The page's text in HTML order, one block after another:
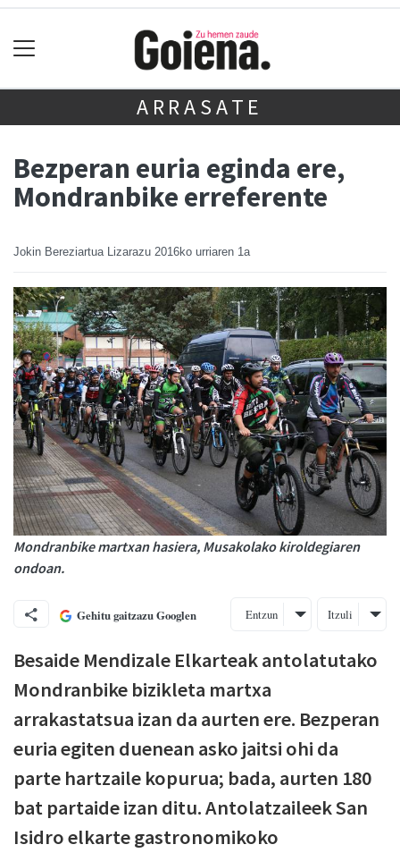
ARRASATE
Bezperan euria eginda ere,
Mondranbike erreferente
Jokin Bereziartua Lizarazu 2016ko urriaren 1a
Mondranbike martxan hasiera, Musakolako kiroldegiaren
ondoan.
Gehitu gaitzazu Googlen Entzun Itzuli
Besaide Mendizale Elkarteak antolatutako
Mondranbike bizikleta martxa
arrakastatsua izan da aurten ere. Bezperan
euria egiten duenean asko jaitsi ohi da
parte hartzaile kopurua; bada, aurten 180
bat partaide izan ditu. Antolatzaileek San
Isidro elkarte gastronomikoko